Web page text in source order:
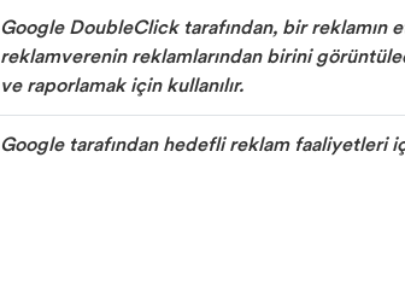
Google DoubleClick tarafından, bir reklamın
reklamverenin reklamlarından birini
ve raporlamak için kullanılır.
Google tarafından hedefli reklam faaliyetleri